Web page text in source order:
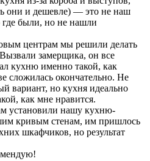
они и дешевле) — это не наш
были, но не нашли
центрам мы решили делать
замерщика, он все
кухню именно такой, как
сложилась окончательно. Не
вариант, но кухня идеально
как мне нравится.
установили нашу кухню-
кривым стенам, им пришлось
шкафчиков, но результат